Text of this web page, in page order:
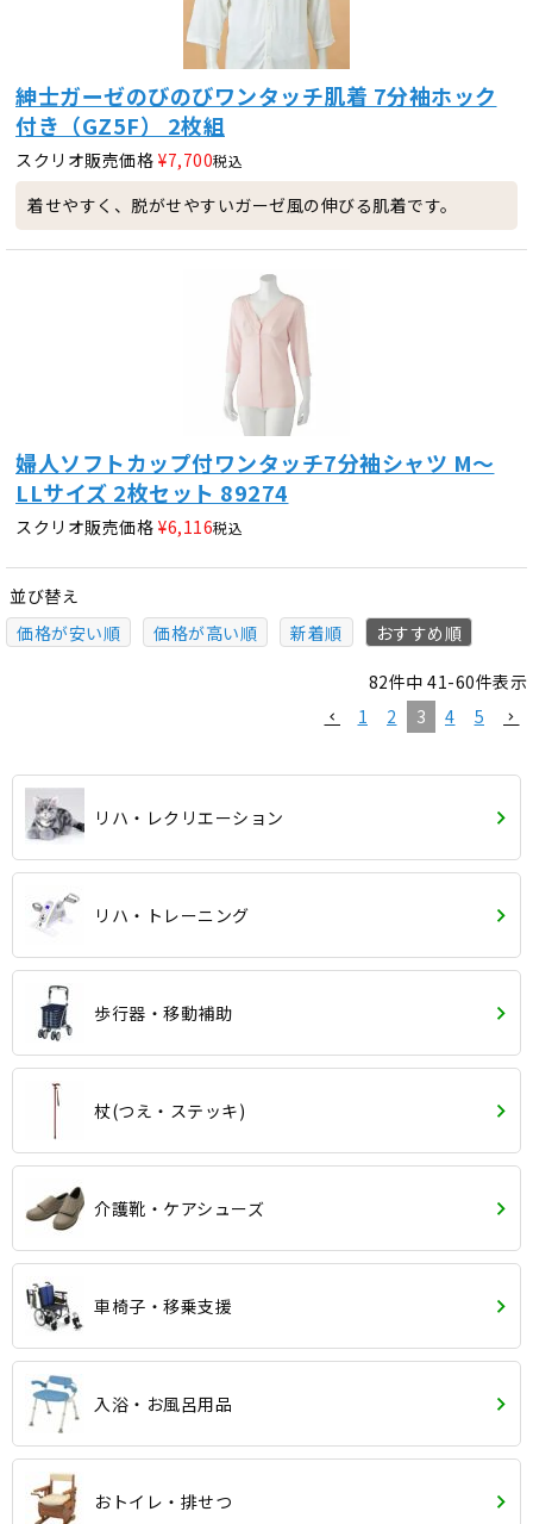
紳士ガーゼのびのびワンタッチ肌着 7分袖ホック
付き（GZ5F） 2枚組
スクリオ販売価格 ¥7,700税込
着せやすく、脱がせやすいガーゼ風の伸びる肌着です。
婦人ソフトカップ付ワンタッチ7分袖シャツ M～
LLサイズ 2枚セット 89274
スクリオ販売価格 ¥6,116税込
並び替え
価格が安い順
価格が高い順 新着順 おすすめ順
82件中 41-60件表示
1
2 3 4 5
リハ・レクリエーション
リハ・トレーニング
歩行器・移動補助
杖(つえ・ステッキ)
介護靴・ケアシューズ
車椅子・移乗支援
入浴・お風呂用品
おトイレ・排せつ